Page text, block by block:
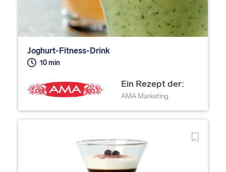
Joghurt-Fitness-Drink
10 min
Ein Rezept der:
AMA Marketing